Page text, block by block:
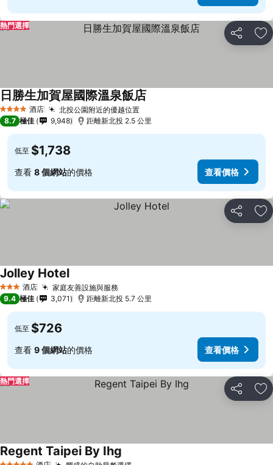
分享 放
熱門選擇
4 星級 酒店 北投公園附近的優越位置
日勝生加賀屋國際溫泉飯店
8.7 極佳 9,948 距離新北投 2.5 公里
低至 $1,738
查看 8 個網站的價格 查看價格
分享 放
3 星級 酒店 家庭友善設施與服務
Jolley Hotel
9.4 極佳 3,071 距離新北投 5.7 公里
低至 $726
查看 9 個網站的價格 查看價格
分享 放
熱門選擇
Regent Taipei By Ihg